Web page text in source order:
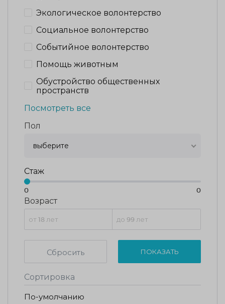
Экологическое волонтерство
Социальное волонтерство
Событийное волонтерство
Помощь животным
Обустройство общественных
пространств
Посмотреть все
Пол
выберите
Стаж
0 0
Возраст
Сбросить ПОКАЗАТЬ
Сортировка
По-умолчанию